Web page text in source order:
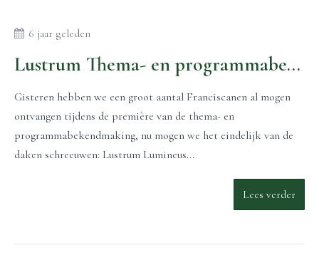
6 jaar geleden
Lustrum Thema- en programmabekendmaking!
Gisteren hebben we een groot aantal Franciscanen al mogen
ontvangen tijdens de première van de thema- en
programmabekendmaking, nu mogen we het eindelijk van de
daken schreeuwen: Lustrum Lumineus...
Lees verder